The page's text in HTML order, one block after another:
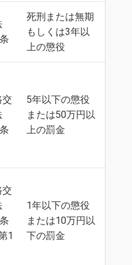
死刑または無期
もしくは3年以
上の懲役
交
5年以下の懲役
または50万円以
上の罰金
交
1
1年以下の懲役
または10万円以
下の罰金